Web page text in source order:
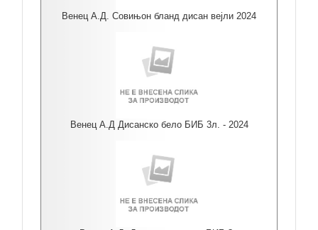
Венец А.Д. Совињон бланд дисан вејли 2024
Венец А.Д Дисанско бело БИБ 3л. - 2024